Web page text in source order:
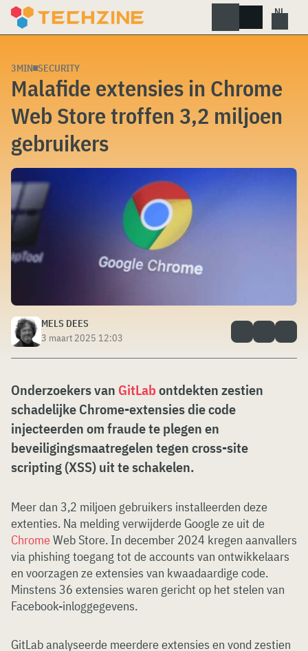
Skip
3MIN SECURITY
Malafide extensies in Chrome
Web Store troffen 3,2 miljoen
gebruikers
MELS DEES
3 maart 2025 12:03
Onderzoekers van GitLabontdekten zestien
schadelijke Chrome-extensies die code
injecteerden om fraude te plegen en
beveiligingsmaatregelen tegen cross-site
scripting (XSS) uit te schakelen.
Meer dan 3,2 miljoen gebruikers installeerden deze
extenties. Na melding verwijderde Google ze uit de
ChromeWeb Store. In december 2024 kregen aanvallers
via phishing toegang tot de accounts van ontwikkelaars
en voorzagen ze extensies van kwaadaardige code.
Minstens 36 extensies waren gericht op het stelen van
Facebook-inloggegevens.
GitLab analyseerde meerdere extensies en vond zestien